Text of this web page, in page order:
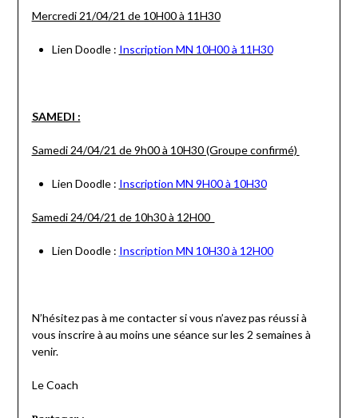
Mercredi 21/04/21 de 10H00 à 11H30
Lien Doodle : Inscription MN 10H00 à 11H30
SAMEDI :
Samedi 24/04/21 de 9h00 à 10H30 (Groupe confirmé)
Lien Doodle : Inscription MN 9H00 à 10H30
Samedi 24/04/21 de 10h30 à 12H00
Lien Doodle : Inscription MN 10H30 à 12H00
N’hésitez pas à me contacter si vous n’avez pas réussi à
vous inscrire à au moins une séance sur les 2 semaines à
venir.
Le Coach